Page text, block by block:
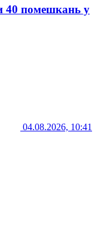
40 помешкань у
04.08.2026, 10:41